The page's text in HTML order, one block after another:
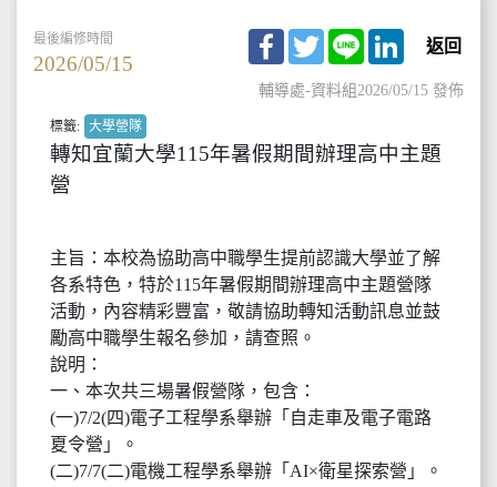
最後編修時間
2026/05/15
Facebook
TwitterLine LinkedIn
返回
輔導處-資料組2026/05/15 發佈
標籤: 大學營隊
轉知宜蘭大學115年暑假期間辦理高中主題
營
主旨：本校為協助高中職學生提前認識大學並了解
各系特色，特於115年暑假期間辦理高中主題營隊
活動，內容精彩豐富，敬請協助轉知活動訊息並鼓
勵高中職學生報名參加，請查照。
說明：
一、本次共三場暑假營隊，包含：
(一)7/2(四)電子工程學系舉辦「自走車及電子電路
夏令營」。
(二)7/7(二)電機工程學系舉辦「AI×衛星探索營」。